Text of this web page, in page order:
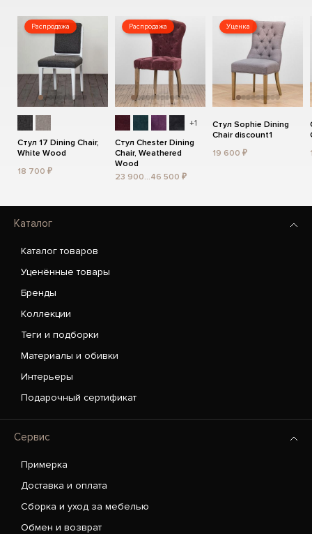
Распродажа
Стул 17 Dining Chair,
White Wood
18 700 ₽
Распродажа
+1
Стул Chester Dining
Chair, Weathered
Wood
23 900...46 500 ₽
Уценка
Стул Sophie Dining
Chair discount1
19 600 ₽
Каталог
Каталог товаров
Уценённые товары
Бренды
Коллекции
Теги и подборки
Материалы и обивки
Интерьеры
Подарочный сертификат
Сервис
Примерка
Доставка и оплата
Сборка и уход за мебелью
Обмен и возврат